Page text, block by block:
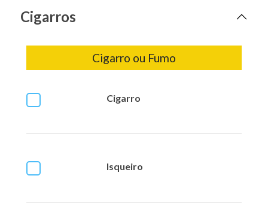
Cigarros
Cigarro ou Fumo
Cigarro
Isqueiro